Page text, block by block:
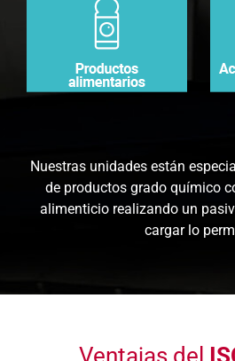
Nuestras unidades están
de productos grado químico
alimenticio realizando un
cargar lo
Ventajas del